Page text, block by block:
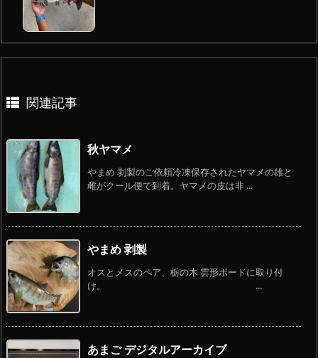
関連記事
秋ヤマメ
やまめ 剥製のご依頼冷凍保存されたヤマメの雄と
雌がクール便で到着。ヤマメの皮は非 ...
やまめ 剥製
オスとメスのペア、栃の木 雲形ボードに取り付
け。 ...
あまご デジタルアーカイブ